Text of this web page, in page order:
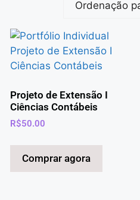
Projeto de Extensão I
Ciências Contábeis
R$50.00
Comprar agora